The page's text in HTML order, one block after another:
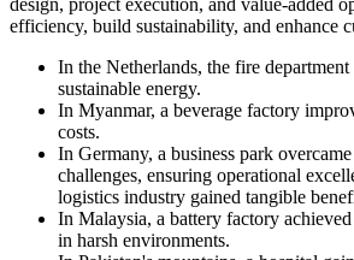
design, project execution, and value-added
efficiency, build sustainability, and enhance
In the Netherlands, the fire department
sustainable energy.
In Myanmar, a beverage factory
costs.
In Germany, a business park
challenges, ensuring operational
logistics industry gained tangible
In Malaysia, a battery factory
in harsh environments.